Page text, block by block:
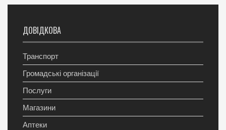
ДОВІДКОВА
Транспорт
Громадські організації
Послуги
Магазини
Аптеки